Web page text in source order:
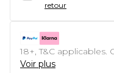
retour
18+, T&C
Voir plus